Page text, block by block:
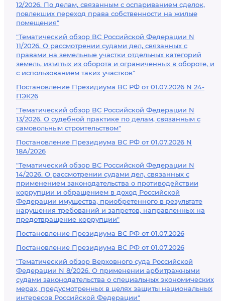
12/2026. По делам, связанным с оспариванием сделок,
повлекших переход права собственности на жилые
помещения"
"Тематический обзор ВС Российской Федерации N
11/2026. О рассмотрении судами дел, связанных с
правами на земельные участки отдельных категорий
земель, изъятых из оборота и ограниченных в обороте, и
с использованием таких участков"
Постановление Президиума ВС РФ от 01.07.2026 N 24-
ПЭК26
"Тематический обзор ВС Российской Федерации N
13/2026. О судебной практике по делам, связанным с
самовольным строительством"
Постановление Президиума ВС РФ от 01.07.2026 N
18А/2026
"Тематический обзор ВС Российской Федерации N
14/2026. О рассмотрении судами дел, связанных с
применением законодательства о противодействии
коррупции и обращением в доход Российской
Федерации имущества, приобретенного в результате
нарушения требований и запретов, направленных на
предотвращение коррупции"
Постановление Президиума ВС РФ от 01.07.2026
Постановление Президиума ВС РФ от 01.07.2026
"Тематический обзор Верховного суда Российской
Федерации N 8/2026. О применении арбитражными
судами законодательства о специальных экономических
мерах, предусмотренных в целях защиты национальных
интересов Российской Федерации"